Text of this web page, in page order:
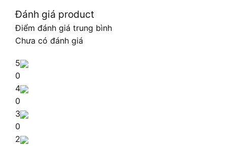
Đánh giá product
Điểm đánh giá trung bình
Chưa có đánh giá
5
0
4
0
3
0
2